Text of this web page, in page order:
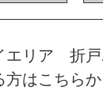
エリア 折
方はこちら